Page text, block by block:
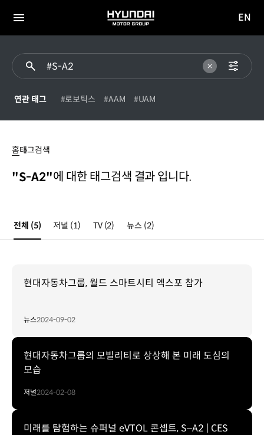
전체
HYUNDAI
MOTOR
이동
EN
연관 태그 #로보틱스 #AAM #UAM
홈태그검색
"S-A2"에 대한 태그검색 결과 입니다.
전체 (5) 저널 (1) TV (2) 뉴스 (2)
현대자동차그룹, 월드 스마트시티 엑스포 참가
뉴스2024-09-02
현대자동차그룹의 모빌리티로 상상해 본 미래 도심의
모습
저널2024-02-08
미래를 탐험하는 슈퍼널 eVTOL 콘셉트, S–A2 | CES